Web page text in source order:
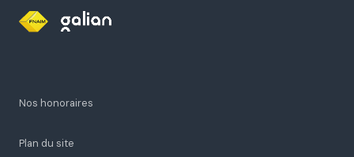
Nos honoraires
Plan du site